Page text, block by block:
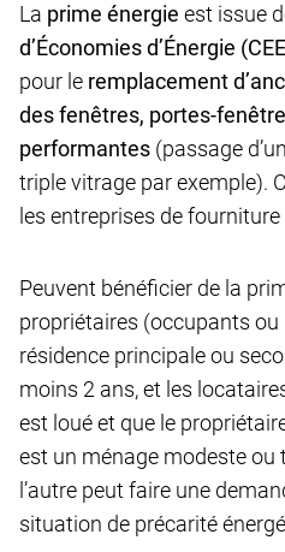
La prime énergie est issue
d’Économies d’Énergie
pour le remplacement
des fenêtres, portes-
performantes (passage
triple vitrage par exemple).
les entreprises de fourniture
Peuvent bénéficier de la
propriétaires (occupants ou
résidence principale ou
moins 2 ans, et les
est loué et que le
est un ménage modeste ou
l’autre peut faire une
situation de précarité